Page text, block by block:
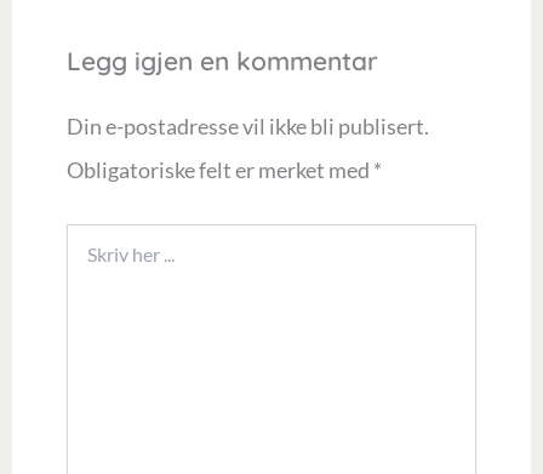
Legg igjen en kommentar
Din e-postadresse vil ikke bli publisert.
Obligatoriske felt er merket med *
her